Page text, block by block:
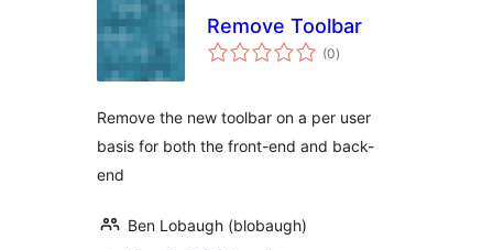
Remove Toolbar
(0ຄະແນນ
ທັງໝົດ
)
Remove the new toolbar on a per user
basis for both the front-end and back-
end
Ben Lobaugh (blobaugh)